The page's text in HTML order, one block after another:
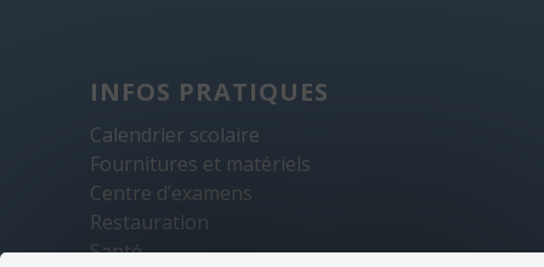
INFOS PRATIQUES
Calendrier scolaire
Fournitures et matériels
Centre d’examens
Restauration
Santé